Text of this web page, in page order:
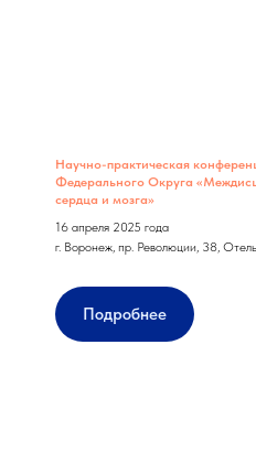
Научно-практическая
Федерального Округа
сердца и мозга»
16 апреля 2025 года
г. Воронеж, пр. Революции, 38,
Подробнее